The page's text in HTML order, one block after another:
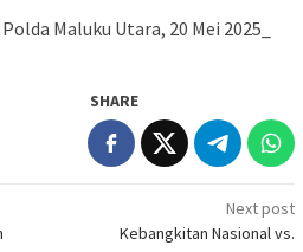
Maluku Utara, 20 Mei 2025_
SHARE
Next post
Kebangkitan Nasional vs.